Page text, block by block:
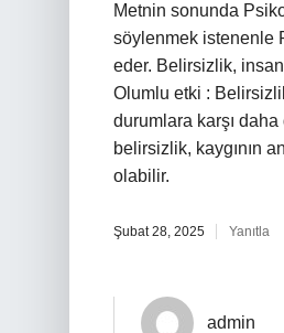
Metnin sonunda
söylenmek istenenle
eder. Belirsizlik,
Olumlu etki :
durumlara karşı
belirsizlik, kaygının
olabilir.
Şubat 28, 2025 Yanıtla
admin